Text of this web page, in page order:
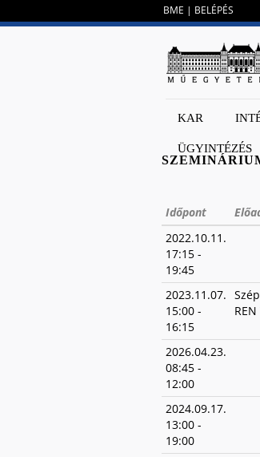
BME | BELÉPÉS
KAR
ÜGYINTÉZÉS
Időpont
2022.10.11.
17:15 -
19:45
2023.11.07.
15:00 -
16:15
REN
2026.04.23.
08:45 -
12:00
2024.09.17.
13:00 -
19:00